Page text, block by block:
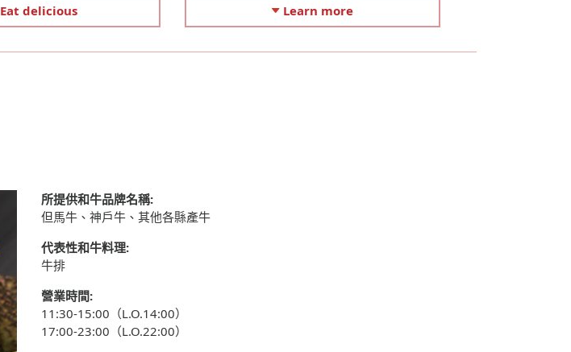
Eat delicious Learn more
所提供和牛品牌名稱:
但馬牛、神戶牛、其他各縣產牛
代表性和牛料理:
牛排
營業時間:
11:30-15:00（L.O.14:00）
17:00-23:00（L.O.22:00）